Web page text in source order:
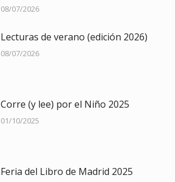
08/07/2026
Lecturas de verano (edición 2026)
08/07/2026
Corre (y lee) por el Niño 2025
01/10/2025
Feria del Libro de Madrid 2025